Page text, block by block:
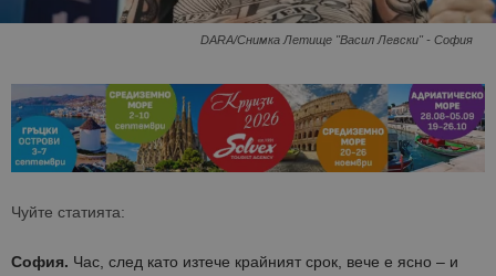
DARA/Снимка Летище "Васил Левски" - София
Чуйте статията:
София. Час, след като изтече крайният срок, вече е ясно – и